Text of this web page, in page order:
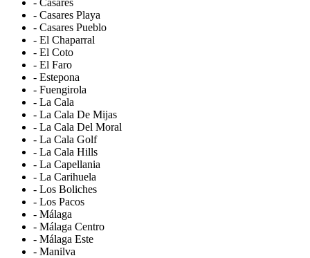
- Casares
- Casares Playa
- Casares Pueblo
- El Chaparral
- El Coto
- El Faro
- Estepona
- Fuengirola
- La Cala
- La Cala De Mijas
- La Cala Del Moral
- La Cala Golf
- La Cala Hills
- La Capellania
- La Carihuela
- Los Boliches
- Los Pacos
- Málaga
- Málaga Centro
- Málaga Este
- Manilva